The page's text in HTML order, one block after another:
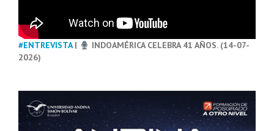
#ENTREVISTA|
INDOAMÉRICA CELEBRA 41 AÑOS. (14-07-
2026)